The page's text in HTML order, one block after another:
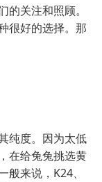
关注和照顾。
很好的选择。那
纯度。因为太低
在给兔兔挑选黄
来说，K24、